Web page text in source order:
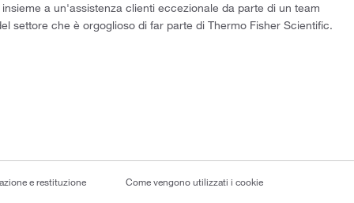
a un'assistenza clienti eccezionale da parte di un team
settore che è orgoglioso di far parte di Thermo Fisher Scientific.
e restituzione Come vengono utilizzati i cookie